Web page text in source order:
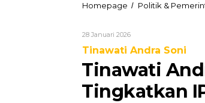
Homepage / Politik &
28 Januari 2026Oleh
Sovian
Tinawati Andra Soni
Tinawati
Tingkatkan